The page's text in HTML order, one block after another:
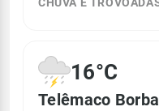
CHUVA E
16°C
Telêmaco